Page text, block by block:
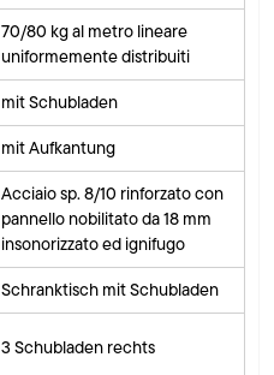
70/80 kg al metro lineare
uniformemente distribuiti
mit Schubladen
mit Aufkantung
Acciaio sp. 8/10 rinforzato con
pannello nobilitato da 18 mm
insonorizzato ed ignifugo
Schranktisch mit Schubladen
3 Schubladen rechts